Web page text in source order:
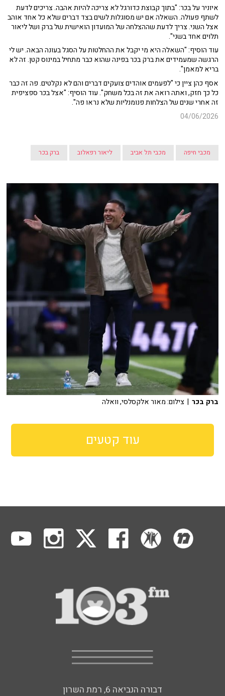
איוניר על בכר: "בתוך קבוצת כדורגל לא צריכה להיות אהבה. צריכים לדעת
לשתף פעולה. השאלה אם יש מסוגלות לשים בצד דברים שלא כל אחד אוהב
אצל השני. צריך לדעת שההצלחה של המועדון הואישית של ברק ושל ליאור
תלוים אחד בשני".
עוד הוסיף: "השאלה היא מי יקבל את ההחלטות על הסגל בעונה הבאה. יש לי
הרגשה שמעמידים את ברק בכר בפינה שהוא כבר מתחיל במינוס קטן. זה לא
בריא למאמן".
אסף כהן ציין כי "לפעמים אוהדים צועקים דברים והם לא נקלטים. פה זה כבר
כל כך חזק, ואתה רואה את זה בכל משחק". עוד הוסיף: "אצל בכר ספציפית
זה אחרי שנים של הצלחות פנומנליות שלא נראו פה".
04/06/2026
מכבי חיפה מכבי תל אביב ליאור רפאלוב ברק בכר
ברק בכר | צילום: מאור אלקסלסי, וואלה
עוד קטעים
דבורה הנביאה 6, רמת השרון